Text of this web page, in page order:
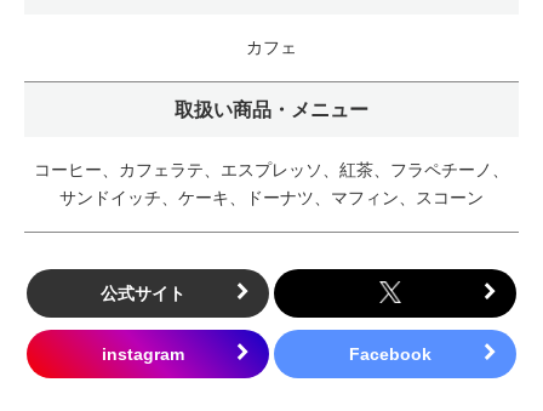
カフェ
取扱い商品・メニュー
コーヒー、カフェラテ、エスプレッソ、紅茶、フラペチーノ、
サンドイッチ、ケーキ、ドーナツ、マフィン、スコーン
公式サイト